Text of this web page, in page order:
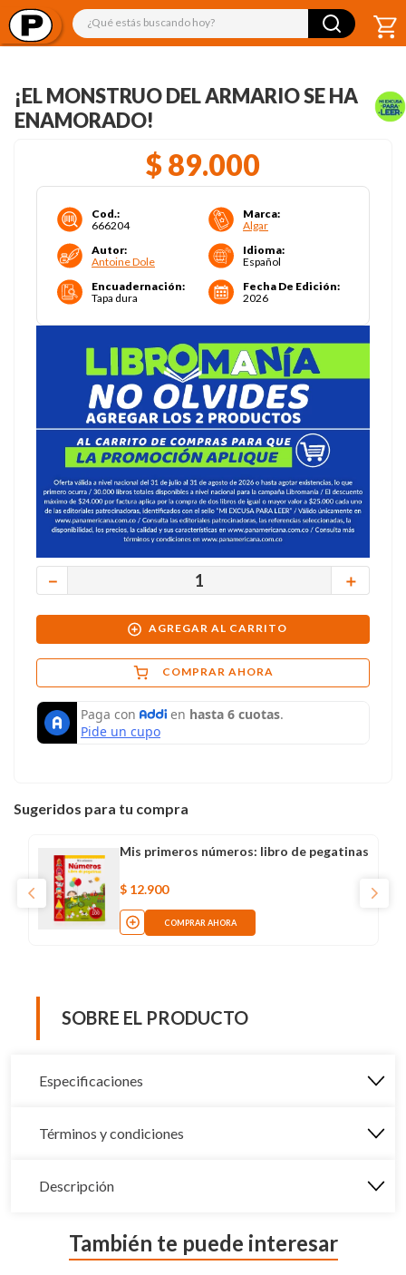
¿Qué estás buscando hoy?
¡EL MONSTRUO DEL ARMARIO SE HA
ENAMORADO!
$ 89.000
Cod.:
666204
Marca:
Algar
Autor:
Antoine Dole
Idioma:
Español
Encuadernación:
Tapa dura
Fecha De Edición:
2026
＋
－
AGREGAR AL CARRITO
COMPRAR AHORA
Sugeridos para tu compra
Mis primeros números: libro de pegatinas
$ 12.900
COMPRAR AHORA
SOBRE EL PRODUCTO
Especificaciones
Términos y condiciones
Descripción
También te puede interesar